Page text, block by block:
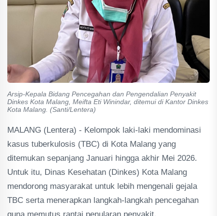
Arsip-Kepala Bidang Pencegahan dan Pengendalian Penyakit
Dinkes Kota Malang, Meifta Eti Winindar, ditemui di Kantor Dinkes
Kota Malang. (Santi/Lentera)
MALANG (Lentera) - Kelompok laki-laki mendominasi
kasus tuberkulosis (TBC) di Kota Malang yang
ditemukan sepanjang Januari hingga akhir Mei 2026.
Untuk itu, Dinas Kesehatan (Dinkes) Kota Malang
mendorong masyarakat untuk lebih mengenali gejala
TBC serta menerapkan langkah-langkah pencegahan